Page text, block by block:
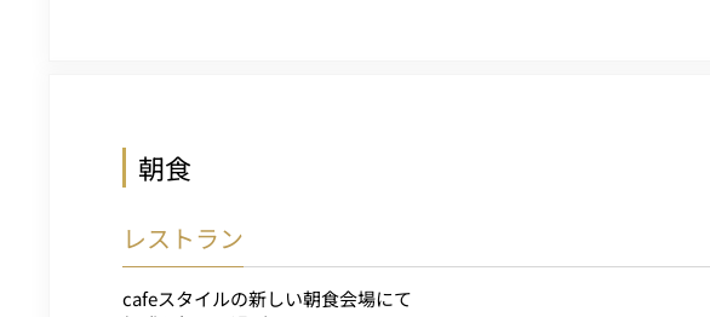
朝食
レストラン
cafeスタイルの新しい朝食会場にて